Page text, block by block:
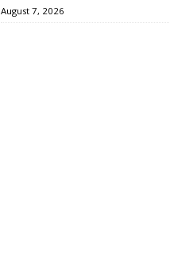
August 7, 2026